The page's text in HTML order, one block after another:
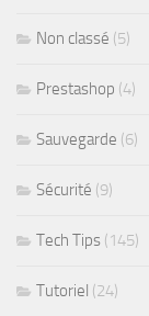
Non classé (5)
Prestashop (4)
Sauvegarde (6)
Sécurité (9)
Tech Tips (145)
Tutoriel (24)